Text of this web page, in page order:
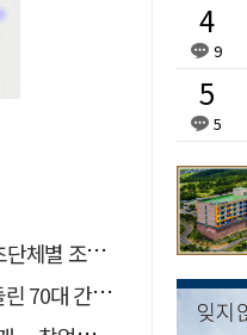
개정 움직임
인, 집행유예
9
5